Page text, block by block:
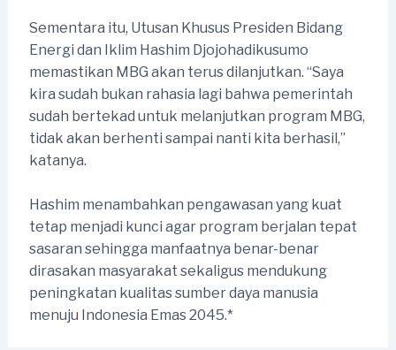
Sementara itu, Utusan Khusus Presiden Bidang
Energi dan Iklim Hashim Djojohadikusumo
memastikan MBG akan terus dilanjutkan. “Saya
kira sudah bukan rahasia lagi bahwa pemerintah
sudah bertekad untuk melanjutkan program MBG,
tidak akan berhenti sampai nanti kita berhasil,”
katanya.
Hashim menambahkan pengawasan yang kuat
tetap menjadi kunci agar program berjalan tepat
sasaran sehingga manfaatnya benar-benar
dirasakan masyarakat sekaligus mendukung
peningkatan kualitas sumber daya manusia
menuju Indonesia Emas 2045.*